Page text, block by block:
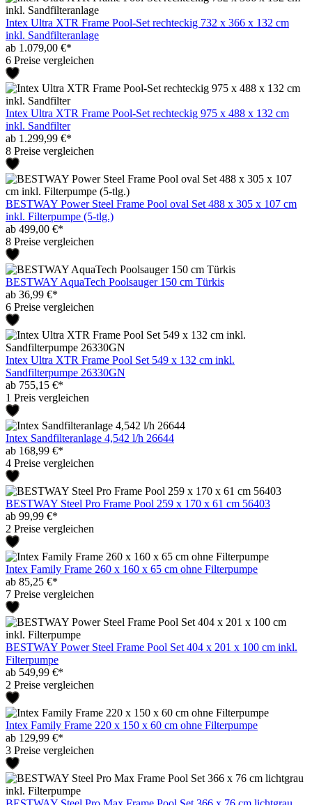
Intex Ultra XTR Frame Pool-Set rechteckig 732 x 366 x 132 cm
inkl. Sandfilteranlage
ab 1.079,00 €*
6 Preise vergleichen
Intex Ultra XTR Frame Pool-Set rechteckig 975 x 488 x 132 cm
inkl. Sandfilter
ab 1.299,99 €*
8 Preise vergleichen
BESTWAY Power Steel Frame Pool oval Set 488 x 305 x 107 cm
inkl. Filterpumpe (5-tlg.)
ab 499,00 €*
8 Preise vergleichen
BESTWAY AquaTech Poolsauger 150 cm Türkis
ab 36,99 €*
6 Preise vergleichen
Intex Ultra XTR Frame Pool Set 549 x 132 cm inkl.
Sandfilterpumpe 26330GN
ab 755,15 €*
1 Preis vergleichen
Intex Sandfilteranlage 4,542 l/h 26644
ab 168,99 €*
4 Preise vergleichen
BESTWAY Steel Pro Frame Pool 259 x 170 x 61 cm 56403
ab 99,99 €*
2 Preise vergleichen
Intex Family Frame 260 x 160 x 65 cm ohne Filterpumpe
ab 85,25 €*
7 Preise vergleichen
BESTWAY Power Steel Frame Pool Set 404 x 201 x 100 cm inkl.
Filterpumpe
ab 549,99 €*
2 Preise vergleichen
Intex Family Frame 220 x 150 x 60 cm ohne Filterpumpe
ab 129,99 €*
3 Preise vergleichen